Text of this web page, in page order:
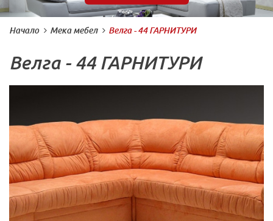
Начало Мека мебел Велга - 44 ГАРНИТУРИ
Велга - 44 ГАРНИТУРИ